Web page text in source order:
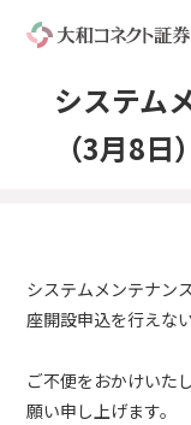
システム
（3月8日）
システムメンテナン
座開設申込を行えな
ご不便をおかけいた
願い申し上げます。